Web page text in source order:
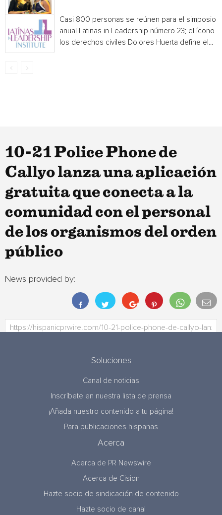
Casi 800 personas se reúnen para el simposio
anual Latinas in Leadership número 23; el ícono
los derechos civiles Dolores Huerta define el...
10-21 Police Phone de
Callyo lanza una aplicación
gratuita que conecta a la
comunidad con el personal
de los organismos del orden
público
News provided by:
Soluciones
Canal de noticias
Inscríbete en nuestra lista de prensa
¡Añada nuestro contenido a tu página!
Para publicaciones hispanas
Acerca
Acerca de PR Newswire
Acerca de Cision
Hazte socio de sindicación de contenido
Hazte socio de canal